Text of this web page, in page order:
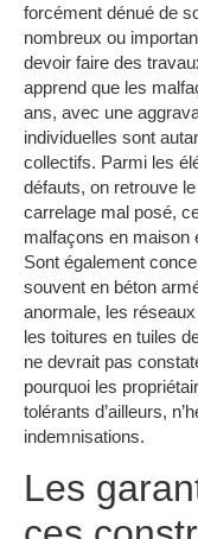
forcément dénué de
nombreux ou
devoir faire des
apprend que les
ans, avec une
individuelles sont
collectifs. Parmi les
défauts, on retrouve
carrelage mal posé,
malfaçons en maison
Sont également
souvent en béton
anormale, les
les toitures en tuiles
ne devrait pas
pourquoi les
tolérants d’ailleurs,
indemnisations.
Les